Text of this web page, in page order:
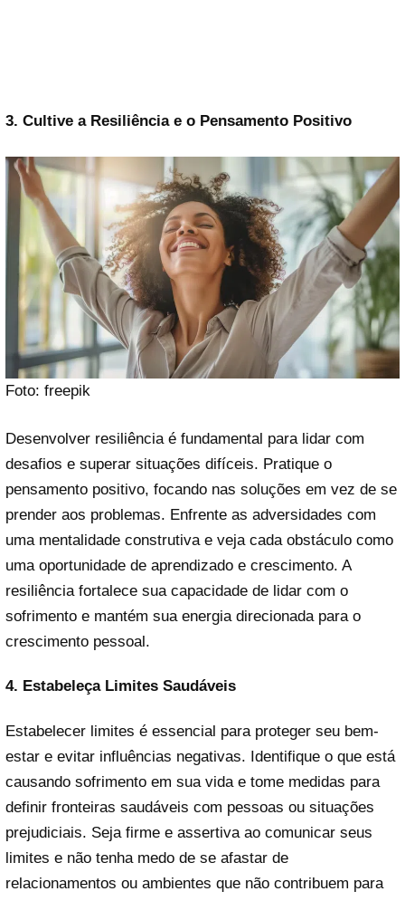
3. Cultive a Resiliência e o Pensamento Positivo
Foto: freepik
Desenvolver resiliência é fundamental para lidar com
desafios e superar situações difíceis. Pratique o
pensamento positivo, focando nas soluções em vez de se
prender aos problemas. Enfrente as adversidades com
uma mentalidade construtiva e veja cada obstáculo como
uma oportunidade de aprendizado e crescimento. A
resiliência fortalece sua capacidade de lidar com o
sofrimento e mantém sua energia direcionada para o
crescimento pessoal.
4. Estabeleça Limites Saudáveis
Estabelecer limites é essencial para proteger seu bem-
estar e evitar influências negativas. Identifique o que está
causando sofrimento em sua vida e tome medidas para
definir fronteiras saudáveis com pessoas ou situações
prejudiciais. Seja firme e assertiva ao comunicar seus
limites e não tenha medo de se afastar de
relacionamentos ou ambientes que não contribuem para